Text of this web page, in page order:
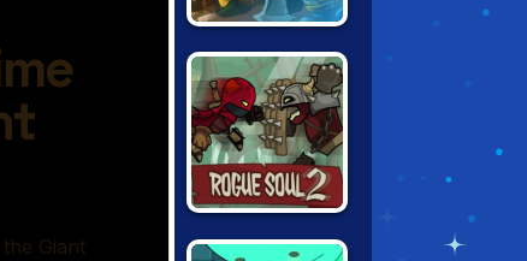
ROYAL GUARD
ROGUE SOUL 2